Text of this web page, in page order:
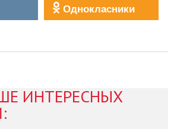
Однокласники
ИНТЕРЕСНЫХ